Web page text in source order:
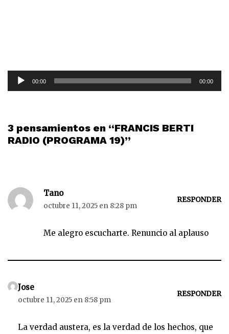
o
d
r
d
d
o
00:00 00:00
3 pensamientos en “FRANCIS BERTI
RADIO (PROGRAMA 19)”
Tano
octubre 11, 2025 en 8:28 pm
RESPONDER
Me alegro escucharte. Renuncio al aplauso
Jose
octubre 11, 2025 en 8:58 pm
RESPONDER
La verdad austera, es la verdad de los hechos, que